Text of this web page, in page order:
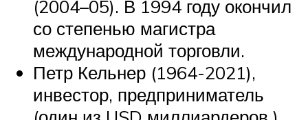
(2004–05). В 1994 году окончил
со степенью магистра
международной торговли.
Петр Кельнер (1964-2021),
инвестор, предприниматель